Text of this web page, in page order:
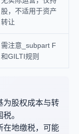
股，不适用于资产
转让
需注意_subpart F
和GILTI规则
为股权成本与转
。
在地缴税，可能